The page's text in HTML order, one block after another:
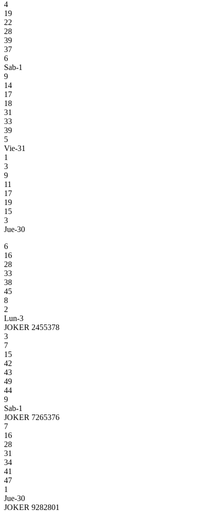
4
19
22
28
39
37
6
Sab-1
9
14
17
18
31
33
39
5
Vie-31
1
3
9
11
17
19
15
3
Jue-30
6
16
28
33
38
45
8
2
Lun-3
JOKER 2455378
3
7
15
42
43
49
44
9
Sab-1
JOKER 7265376
7
16
28
31
34
41
47
1
Jue-30
JOKER 9282801